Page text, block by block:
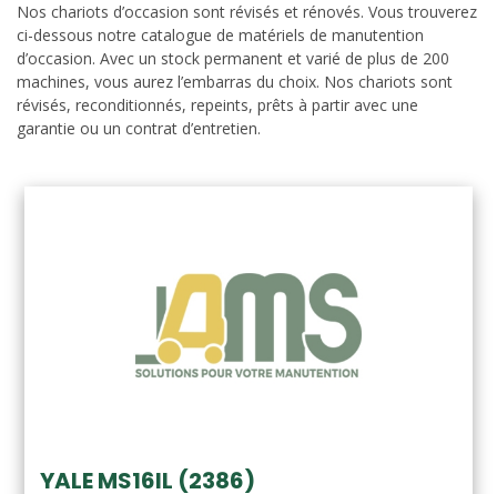
Nos chariots d’occasion sont révisés et rénovés. Vous trouverez
ci-dessous notre catalogue de matériels de manutention
d’occasion. Avec un stock permanent et varié de plus de 200
machines, vous aurez l’embarras du choix. Nos chariots sont
révisés, reconditionnés, repeints, prêts à partir avec une
garantie ou un contrat d’entretien.
YALE MS16IL (2386)